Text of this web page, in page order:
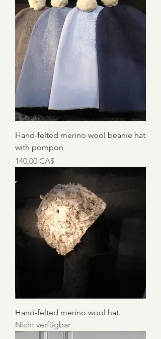
Hand-felted merino wool beanie hat
with pompon
Preis
140,00 CA$
Hand-felted merino wool hat.
Nicht verfügbar